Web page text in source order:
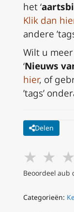
het ‘
Klik dan
andere
Wilt u
‘Nieuws
hier, of
’tags’
Delen
★ ★ ★
Beoordeel aub
Categorieën: